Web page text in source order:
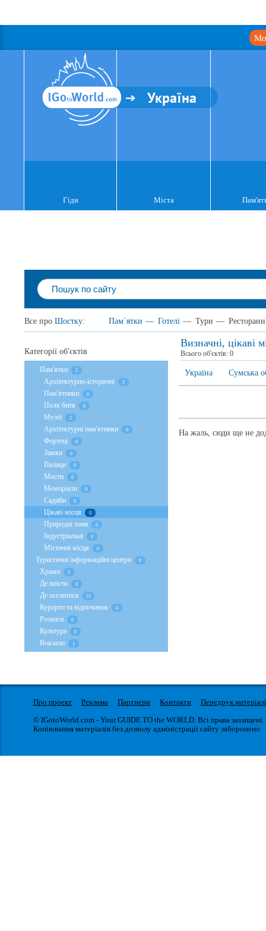
Україна
Гіди Міста
Все про Шостку: Пам`ятки — Готелі — Тури — Ресторани
Визначні, цікаві
Всього об'єктів: 0
Україна Сумська
На жаль, сюди ще не
Категорії об'єктів
Пам'ятки 2
Архітектурно-історичні 2
Пам'ятники 0
Поля битв 0
Музеї 2
Архітектурні пам'ятники 0
Фортеці 0
Замки 0
Палаци 0
Мости 0
Меморіали 0
Садиби 0
Цікаві місця 0
Природні зони 0
Індустріальні 0
Містичні місця 0
Туристичні інформаційні центри 0
Храми 2
Де поїсти 0
Де оселитися 23
Курорти та відпочинок 0
Розваги 0
Культура 0
Вокзали 1
Про проект Реклама Партнери Контакти
Передрук
© IGotoWorld.com - Your GUIDE TO the WORLD. Всі права захищені.
Копіювання матеріалів без дозволу адміністрації сайту заборонено.